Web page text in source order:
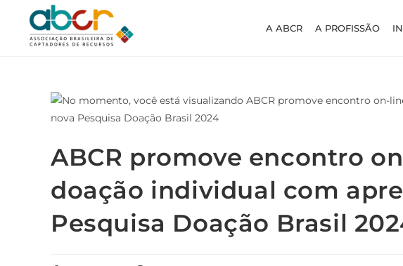
A ABCR A PROFISSÃO
ABCR promove encontro
doação individual com
Pesquisa Doação Brasil